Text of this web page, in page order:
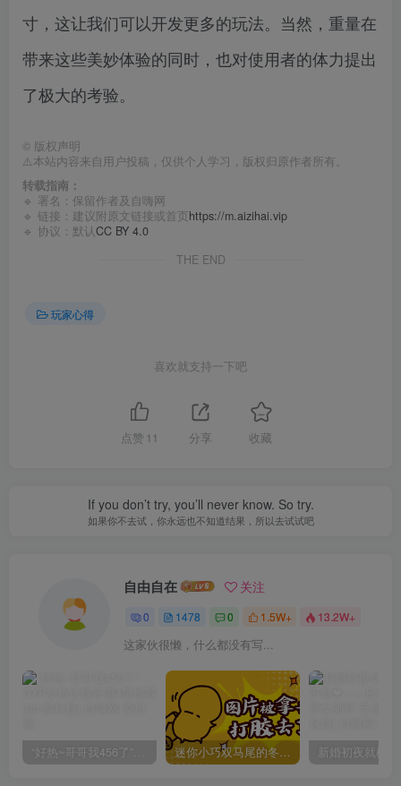
寸，这让我们可以开发更多的玩法。当然，重量在
带来这些美妙体验的同时，也对使用者的体力提出
了极大的考验。
© 版权声明
⚠️本站内容来自用户投稿，仅供个人学习，版权归原作者所有。
转载指南：
🔹 署名：保留作者及 自嗨网
🔹 链接：建议附原文链接或首页https://m.aizihai.vip
🔹 协议：默认CC BY 4.0
THE END
玩家心得
喜欢就支持一下吧
点赞 11 分享 收藏
If you don’t try, you’ll never know. So try.
如果你不去试，你永远也不知道结果，所以去试试吧
自由自在 关注
0 1478 0 1.5W+ 13.2W+
这家伙很懒，什么都没有写...
“好热~哥哥我456了”GXP发热试炼评测4星推荐[db:副标题] 迷你小巧双马尾的冬爱琴音写真分享，虎牙妹妹YYDS!